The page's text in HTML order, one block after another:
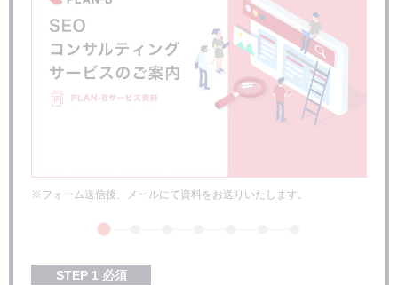
SEARCH WRITE
BULL
キーワードファインダー
検索順位を上げるには？
専門性を高める
※フォーム送信後、メールにて資料をお送りいたします。
STEP 1 必須